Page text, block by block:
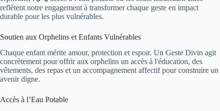
reflètent notre engagement à transformer chaque geste en impact
durable pour les plus vulnérables.
Soutien aux Orphelins et Enfants Vulnérables
Chaque enfant mérite amour, protection et espoir. Un Geste Divin agit
concrètement pour offrir aux orphelins un accès à l'éducation, des
vêtements, des repas et un accompagnement affectif pour construire un
avenir digne.
Accès à l’Eau Potable